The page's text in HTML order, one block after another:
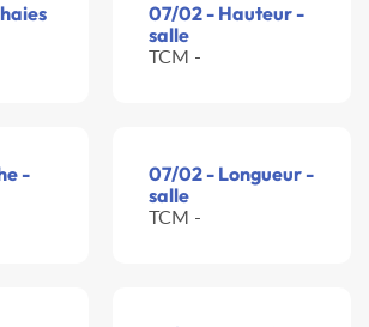
07/02 - Hauteur -
salle
TCM -
-
07/02 - Longueur -
salle
TCM -